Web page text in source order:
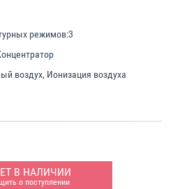
режимов:3
воздух, Ионизация воздуха
В НАЛИЧИИ
о поступлении